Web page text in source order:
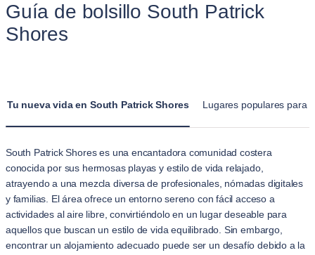
Guía de bolsillo South Patrick
Shores
Tu nueva vida en South Patrick Shores Lugares populares para
South Patrick Shores es una encantadora comunidad costera
conocida por sus hermosas playas y estilo de vida relajado,
atrayendo a una mezcla diversa de profesionales, nómadas digitales
y familias. El área ofrece un entorno sereno con fácil acceso a
actividades al aire libre, convirtiéndolo en un lugar deseable para
aquellos que buscan un estilo de vida equilibrado. Sin embargo,
encontrar un alojamiento adecuado puede ser un desafío debido a la